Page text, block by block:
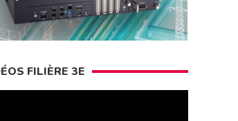
FILIÈRE 3E